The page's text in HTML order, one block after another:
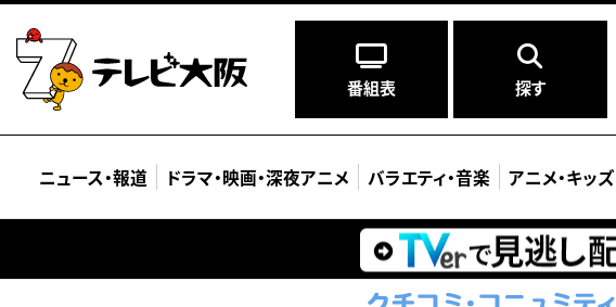
番組表 探す
ニュース・報道 ドラマ・映画・深夜アニメ バラエティ・音楽 アニメ・キッズ